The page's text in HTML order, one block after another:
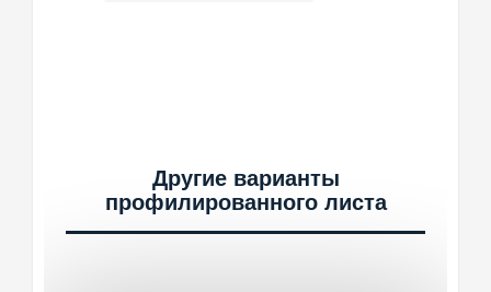
Другие варианты
профилированного листа